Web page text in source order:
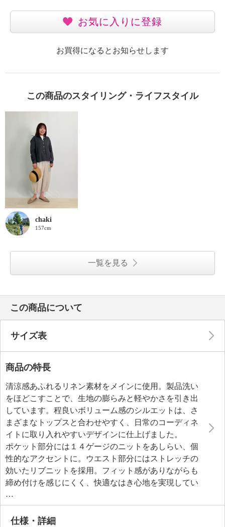
お気に入りに登録
お買得になるとお知らせします
この商品のスタイリング・ライフスタイル
chaki
157cm
一覧を見る
この商品について
サイズ表
商品の特長
清涼感あふれるリネン素材をメインに使用。製品洗い
をほどこすことで、生地の膨らみと軽やかさを引き出
しています。程良いボリューム感のシルエットは、さ
まざまなトップスと合わせやすく、日常のコーディネ
イトに取り入れやすいデザインに仕上げました。
ポケット部分には１４ゲージのニットをあしらい、個
性的なアクセントに。ウエスト部分にはストレッチの
効いたリブニットを採用。フィット感がありながらも
締め付けを感じにくく、快適なはき心地を実現してい
ます。デザイナーと編み立て技術者、パタンナーがそ
れぞれの素材を熟知しているからこそ生まれた一枚で
す。
仕様・詳細